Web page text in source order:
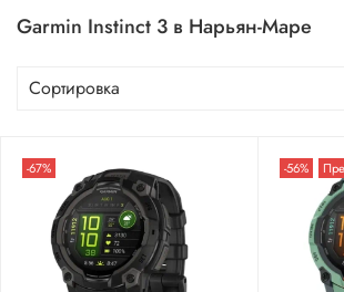
Garmin Instinct 3 в Нарьян-Маре
-67% -56%